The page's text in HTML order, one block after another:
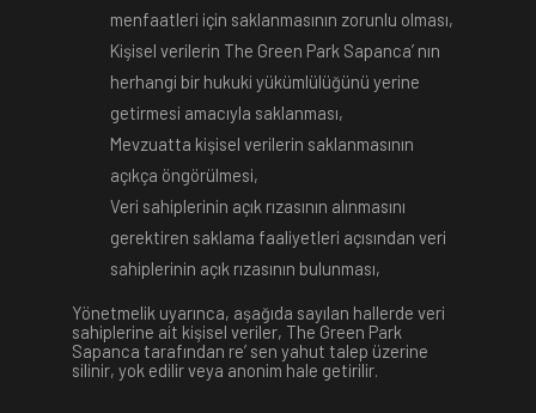
menfaatleri için saklanmasının zorunlu olması,
Kişisel verilerin The Green Park Sapanca’ nın
herhangi bir hukuki yükümlülüğünü yerine
getirmesi amacıyla saklanması,
Mevzuatta kişisel verilerin saklanmasının
açıkça öngörülmesi,
Veri sahiplerinin açık rızasının alınmasını
gerektiren saklama faaliyetleri açısından veri
sahiplerinin açık rızasının bulunması,
Yönetmelik uyarınca, aşağıda sayılan hallerde veri
sahiplerine ait kişisel veriler, The Green Park
Sapanca tarafından re’ sen yahut talep üzerine
silinir, yok edilir veya anonim hale getirilir.